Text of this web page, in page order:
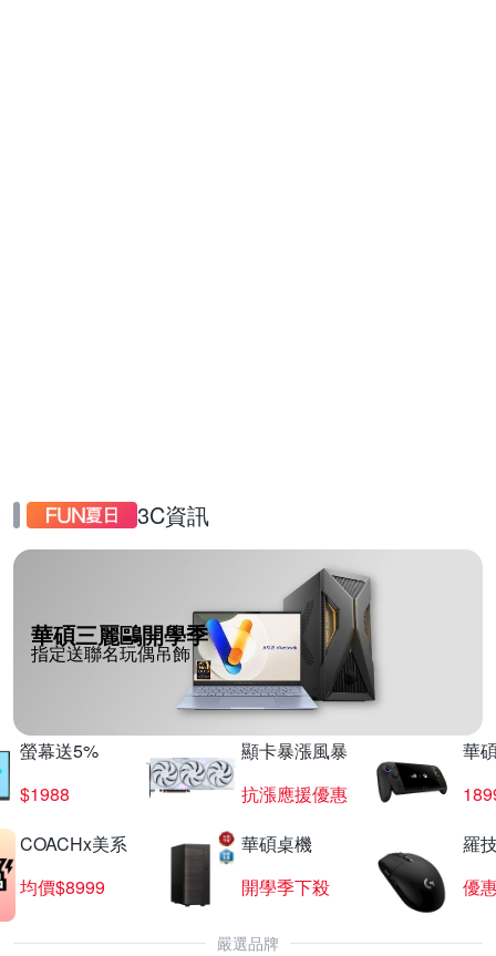
3C資訊
華碩三麗鷗開學季
指定送聯名玩偶吊飾
螢幕送5%
$1988
顯卡暴漲風暴
抗漲應援優惠
華
COACHx美系
均價$8999
華碩桌機
開學季下殺
羅
優
嚴選品牌